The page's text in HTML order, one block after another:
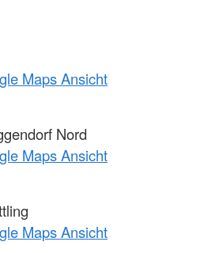
Maps Ansicht
Nord
Maps Ansicht
Maps Ansicht